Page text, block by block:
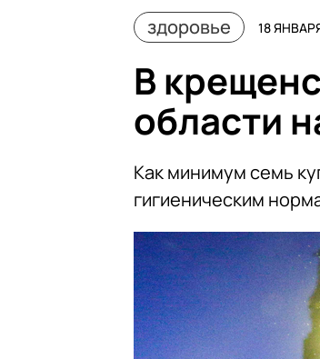
здоровье 18
В
области
Как минимум семь
гигиеническим